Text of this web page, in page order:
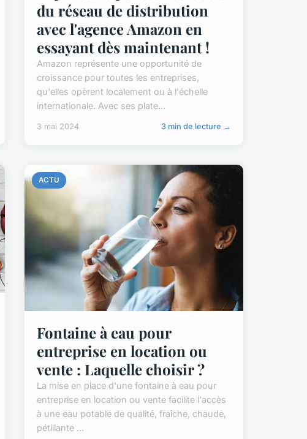
du réseau de distribution
avec l'agence Amazon en
essayant dès maintenant !
Amazon représente une opportunité de
croissance pour toutes les entreprises,
qu'elles opèrent localement ou à l'échelle
internationale. Avec ses plate...
3 mai 2024 3 min de lecture →
ACTU
Fontaine à eau pour
entreprise en location ou
vente : Laquelle choisir ?
La mise en place d'une fontaine à eau pour
entreprise en location ou vente facilite l'accès
à une eau potable de qualité, fraîche, chaude,
pétillante ...